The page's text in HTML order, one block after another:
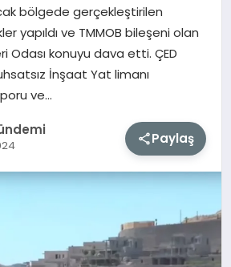
bölgede gerçekleştirilen
yapıldı ve TMMOB bileşeni olan
Odası konuyu dava etti. ÇED
İnşaat Yat limanı
ve…
Paylaş